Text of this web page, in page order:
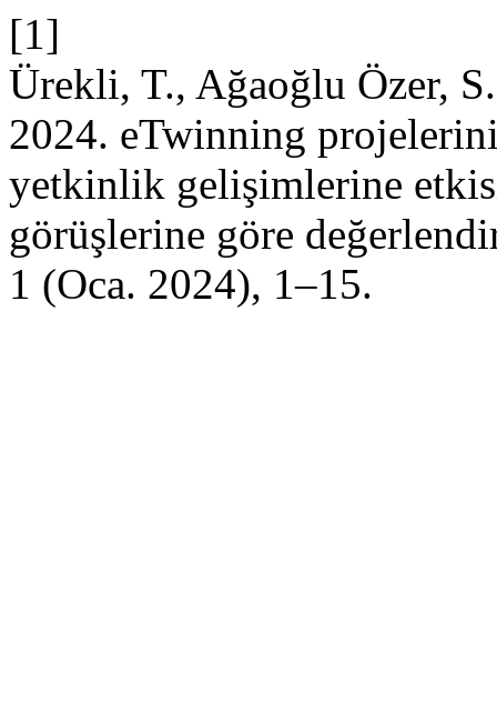
[1]
Ürekli, T., Ağaoğlu Özer,
2024. eTwinning
yetkinlik gelişimlerine
görüşlerine göre
1 (Oca. 2024), 1–15.